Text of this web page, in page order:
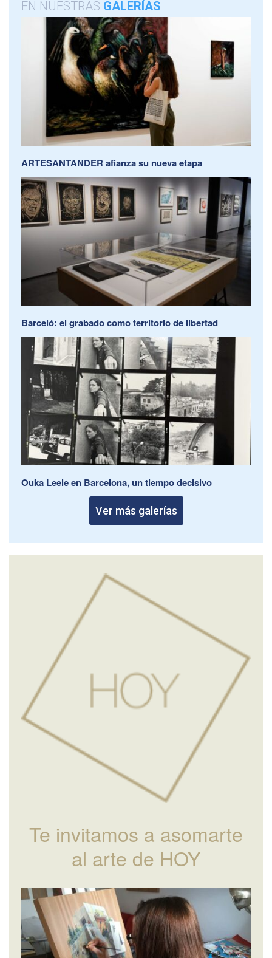
EN NUESTRAS GALERÍAS
ARTESANTANDER afianza su nueva etapa
Barceló: el grabado como territorio de libertad
Ouka Leele en Barcelona, un tiempo decisivo
Ver más galerías
Te invitamos a asomarte
al arte de HOY